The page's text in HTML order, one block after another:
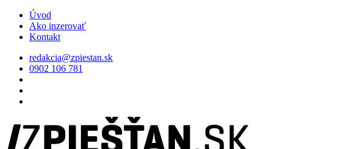
Úvod
Ako inzerovať
Kontakt
redakcia@zpiestan.sk
0902 106 781